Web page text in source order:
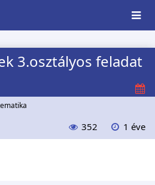
3.osztályos feladat
352 1 éve